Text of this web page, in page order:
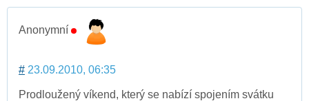
Anonymní
# 23.09.2010, 06:35
Prodloužený víkend, který se nabízí spojením svátku